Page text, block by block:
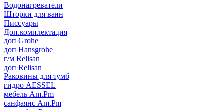
Водонагреватели
Шторки для ванн
Писсуары
Доп.комплектация
доп Grohe
доп Hansgrohe
г/м Relisan
доп Relisan
Раковины для тумб
гидро AESSEL
мебель Am.Pm
санфаянс Am.Pm